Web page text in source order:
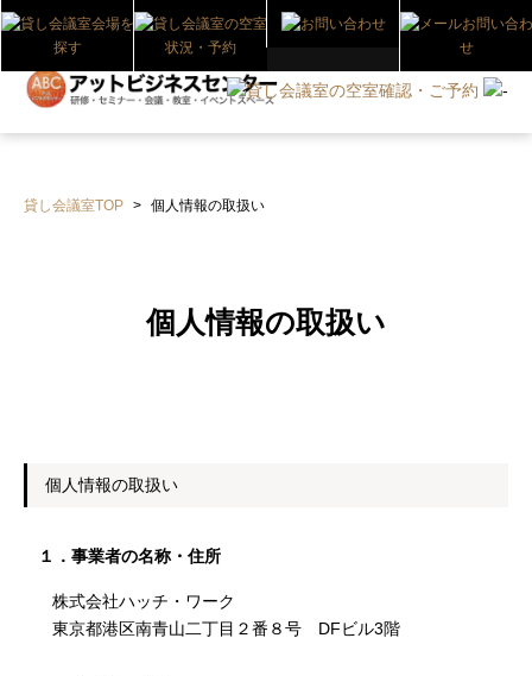
貸し会議室TOP > 個人情報の取扱い
個人情報の取扱い
個人情報の取扱い
１．事業者の名称・住所
株式会社ハッチ・ワーク
東京都港区南青山二丁目２番８号 DFビル3階